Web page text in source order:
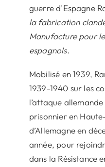
guerre d’Espagne
la fabrication
Manufacture pour
espagnols.
Mobilisé en 1939,
1939-1940 sur les
l’attaque
prisonnier en
d’Allemagne en
année, pour
dans la Résistance